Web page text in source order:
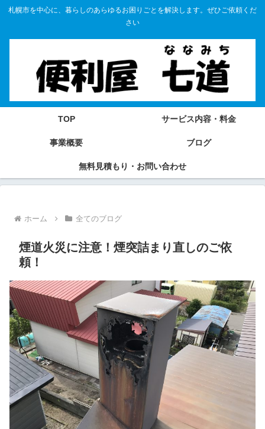
札幌市を中心に、暮らしのあらゆるお困りごとを解決します。ぜひご依頼くだ
さい
TOP サービス内容・料金
事業概要 ブログ
無料見積もり・お問い合わせ
ホーム 全てのブログ
煙道火災に注意！煙突詰まり直しのご依
頼！